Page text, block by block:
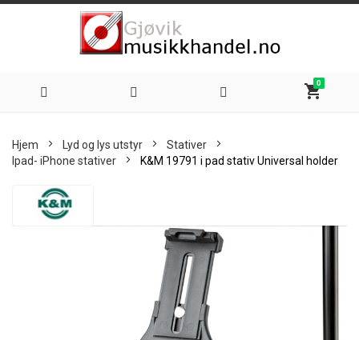
shopping_cart
0
Hjem Lyd og lys utstyr
Stativer
Ipad- iPhone stativer
K&M 19791 i pad stativ Universal holder
the